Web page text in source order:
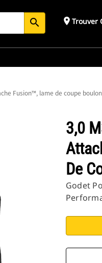
search place Trouver
Fusion™, lame de coupe
3,0
De
Godet